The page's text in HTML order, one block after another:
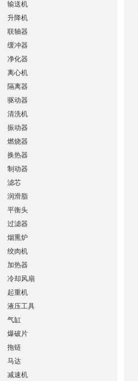
输送机
升降机
联轴器
缓冲器
净化器
离心机
隔离器
驱动器
清洗机
振动器
燃烧器
换热器
制动器
滤芯
润滑脂
平衡头
过滤器
烟熏炉
绞肉机
加热器
冷却风扇
起重机
液压工具
气缸
爆破片
拖链
马达
减速机